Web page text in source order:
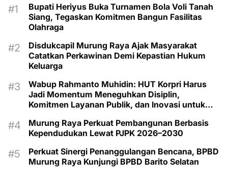
Bupati Heriyus Buka Turnamen Bola Voli Tanah
Siang, Tegaskan Komitmen Bangun Fasilitas
Olahraga
Disdukcapil Murung Raya Ajak Masyarakat
Catatkan Perkawinan Demi Kepastian Hukum
Keluarga
Wabup Rahmanto Muhidin: HUT Korpri Harus
Jadi Momentum Meneguhkan Disiplin,
Komitmen Layanan Publik, dan Inovasi untuk
Murung Raya Perkuat Pembangunan Berbasis
Kependudukan Lewat PJPK 2026–2030
Perkuat Sinergi Penanggulangan Bencana, BPBD
Murung Raya Kunjungi BPBD Barito Selatan